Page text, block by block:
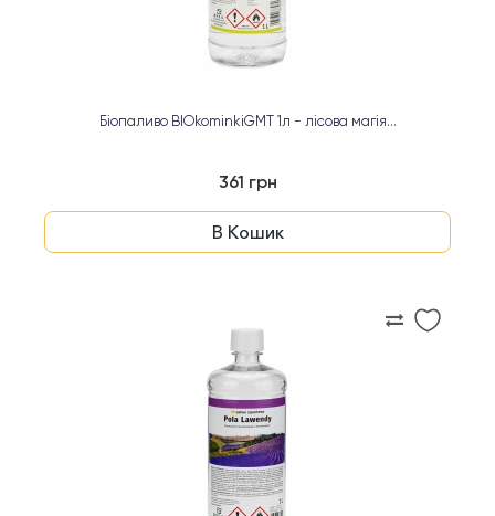
Біопаливо BIOkominkiGMT 1л - лісова магія...
361 грн
В Кошик